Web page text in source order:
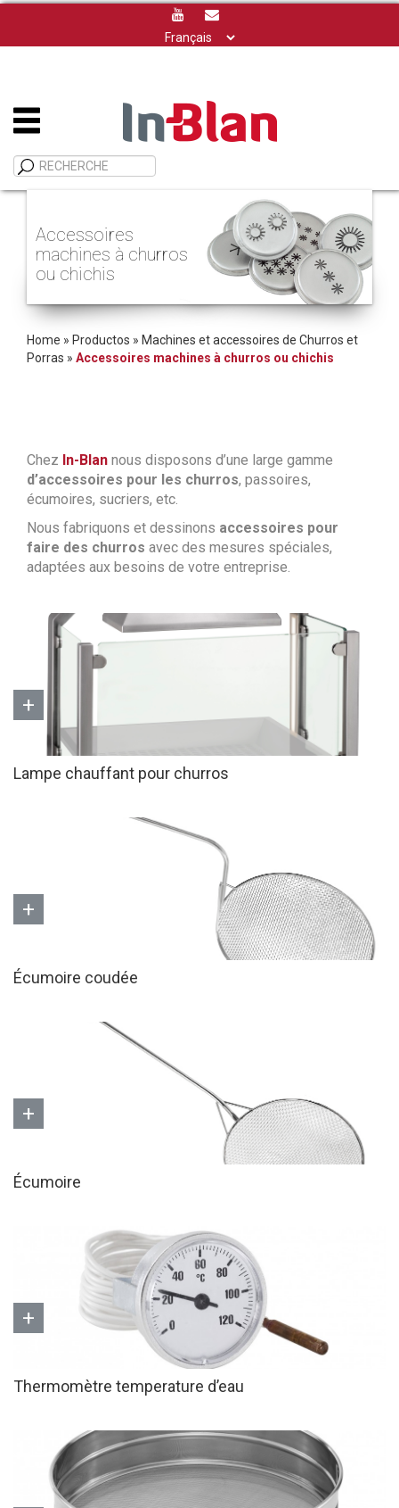
Choisir
Accessoires
machines à churros
ou chichis
Home » Productos » Machines et accessoires de Churros et
Porras » Accessoires machines à churros ou chichis
Chez In-Blan nous disposons d’une large gamme
d’accessoires pour les churros, passoires,
écumoires, sucriers, etc.
Nous fabriquons et dessinons accessoires pour
faire des churros avec des mesures spéciales,
adaptées aux besoins de votre entreprise.
+
Lampe chauffant pour churros
+
Écumoire coudée
+
Écumoire
+
Thermomètre temperature d’eau